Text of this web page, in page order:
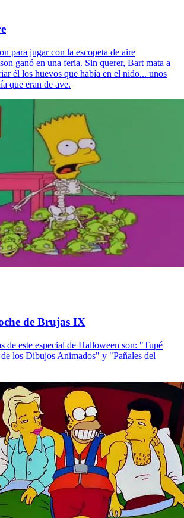
para jugar con la escopeta de aire
ganó en una feria. Sin querer, Bart mata a
él los huevos que había en el nido... unos
que eran de ave.
de Brujas IX
de este especial de Halloween son: "Tupé
los Dibujos Animados" y "Pañales del